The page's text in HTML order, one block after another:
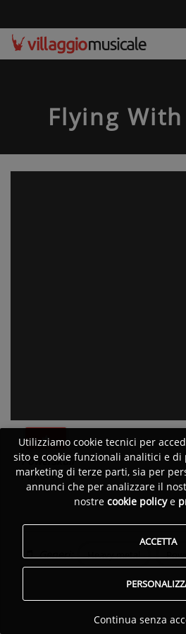
Flying
Powerskull
Powerstone
Generi: Heavy metal
Utilizziamo cookie tecnici per
sito e cookie funzionali analitici e
marketing di terze parti, sia per
annunci che per analizzare il
nostre cookie policye
ACCETTA
Continua senza